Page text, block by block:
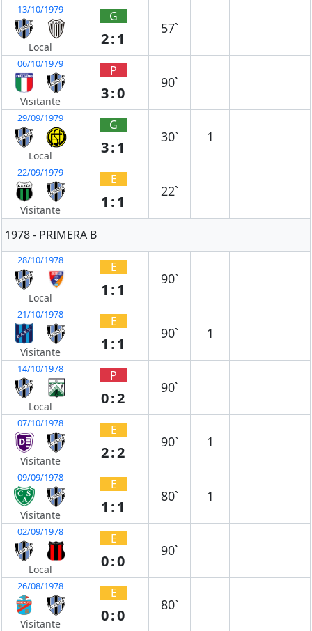
13/10/1979
Local
G
2:1
57`
06/10/1979
Visitante
P
3:0
90`
29/09/1979
Local
G
3:1
30` 1
22/09/1979
Visitante
E
1:1
22`
1978 - PRIMERA B
28/10/1978
Local
E
1:1
90`
21/10/1978
Visitante
E
1:1
90` 1
14/10/1978
Local
P
0:2
90`
07/10/1978
Visitante
E
2:2
90` 1
09/09/1978
Visitante
E
1:1
80` 1
02/09/1978
Local
E
0:0
90`
26/08/1978
Visitante
E
0:0
80`